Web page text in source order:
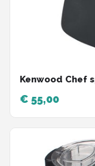
Kenwood Chef
€ 55,00